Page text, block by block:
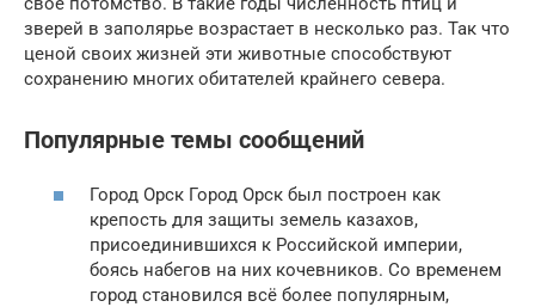
зверей в заполярье возрастает в несколько раз. Так что
ценой своих жизней эти животные способствуют
сохранению многих обитателей крайнего севера.
Популярные темы сообщений
Город Орск Город Орск был построен как
крепость для защиты земель казахов,
присоединившихся к Российской империи,
боясь набегов на них кочевников. Со временем
город становился всё более популярным,